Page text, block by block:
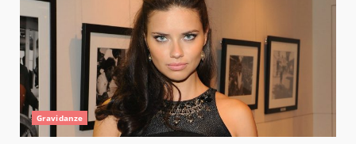
Gravidanze